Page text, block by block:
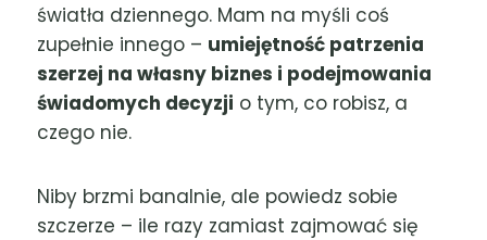
światła dziennego. Mam na myśli coś
zupełnie innego – umiejętność patrzenia
szerzej na własny biznes i podejmowania
świadomych decyzji o tym, co robisz, a
czego nie.
Niby brzmi banalnie, ale powiedz sobie
szczerze – ile razy zamiast zajmować się